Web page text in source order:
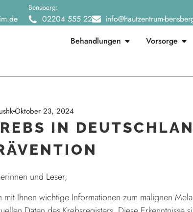
Bensberg:
02204 555 22 info@hautzentrum-
Behandlungen Vorsorge
Oktober 23, 2024
IN
und Leser,
mit Ihnen wichtige Informationen zum malignen